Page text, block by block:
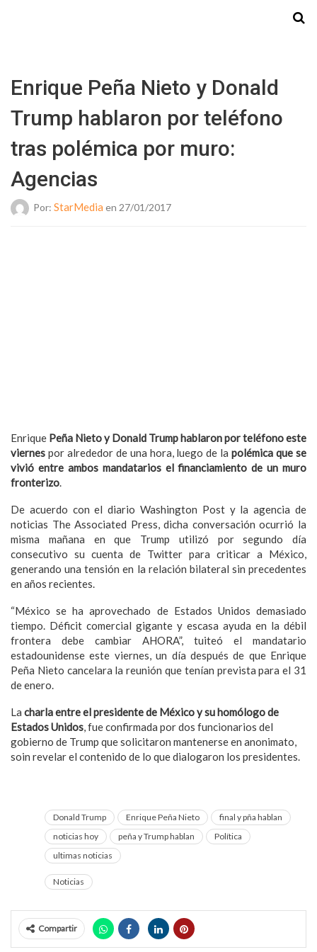
Enrique Peña Nieto y Donald
Trump hablaron por teléfono
tras polémica por muro:
Agencias
Por: StarMedia en 27/01/2017
Enrique Peña Nieto y Donald Trump hablaron por teléfono este
viernes por alrededor de una hora, luego de la polémica que se
vivió entre ambos mandatarios el financiamiento de un muro
fronterizo.
De acuerdo con el diario Washington Post y la agencia de
noticias The Associated Press, dicha conversación ocurrió la
misma mañana en que Trump utilizó por segundo día
consecutivo su cuenta de Twitter para criticar a México,
generando una tensión en la relación bilateral sin precedentes
en años recientes.
“México se ha aprovechado de Estados Unidos demasiado
tiempo. Déficit comercial gigante y escasa ayuda en la débil
frontera debe cambiar AHORA”, tuiteó el mandatario
estadounidense este viernes, un día después de que Enrique
Peña Nieto cancelara la reunión que tenían prevista para el 31
de enero.
La charla entre el presidente de México y su homólogo de
Estados Unidos, fue confirmada por dos funcionarios del
gobierno de Trump que solicitaron mantenerse en anonimato,
soin revelar el contenido de lo que dialogaron los presidentes.
Donald Trump Enrique Peña Nieto
final y pña hablan
noticias hoy
peña y Trump hablan
Política
ultimas noticias
Noticias
Compartir